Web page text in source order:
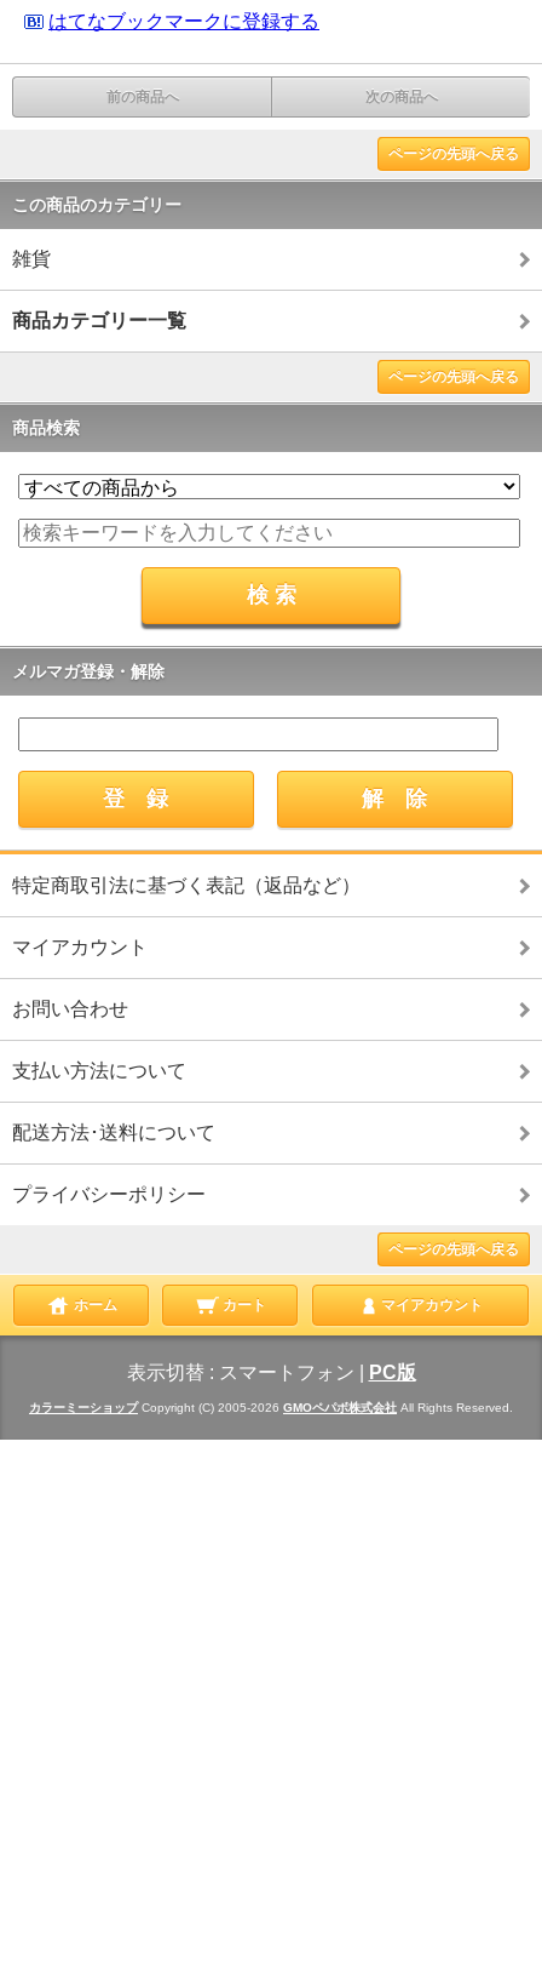
はてなブックマークに登録する
前の商品へ 次の商品へ
ページの先頭へ戻る
この商品のカテゴリー
雑貨
商品カテゴリー一覧
ページの先頭へ戻る
商品検索
メルマガ登録・解除
特定商取引法に基づく表記（返品など）
マイアカウント
お問い合わせ
支払い方法について
配送方法･送料について
プライバシーポリシー
ページの先頭へ戻る
ホーム カート マイアカウント
表示切替 : スマートフォン PC版
カラーミーショップCopyright (C) 2005-2026 GMOペパボ株式会社 All Rights Reserved.